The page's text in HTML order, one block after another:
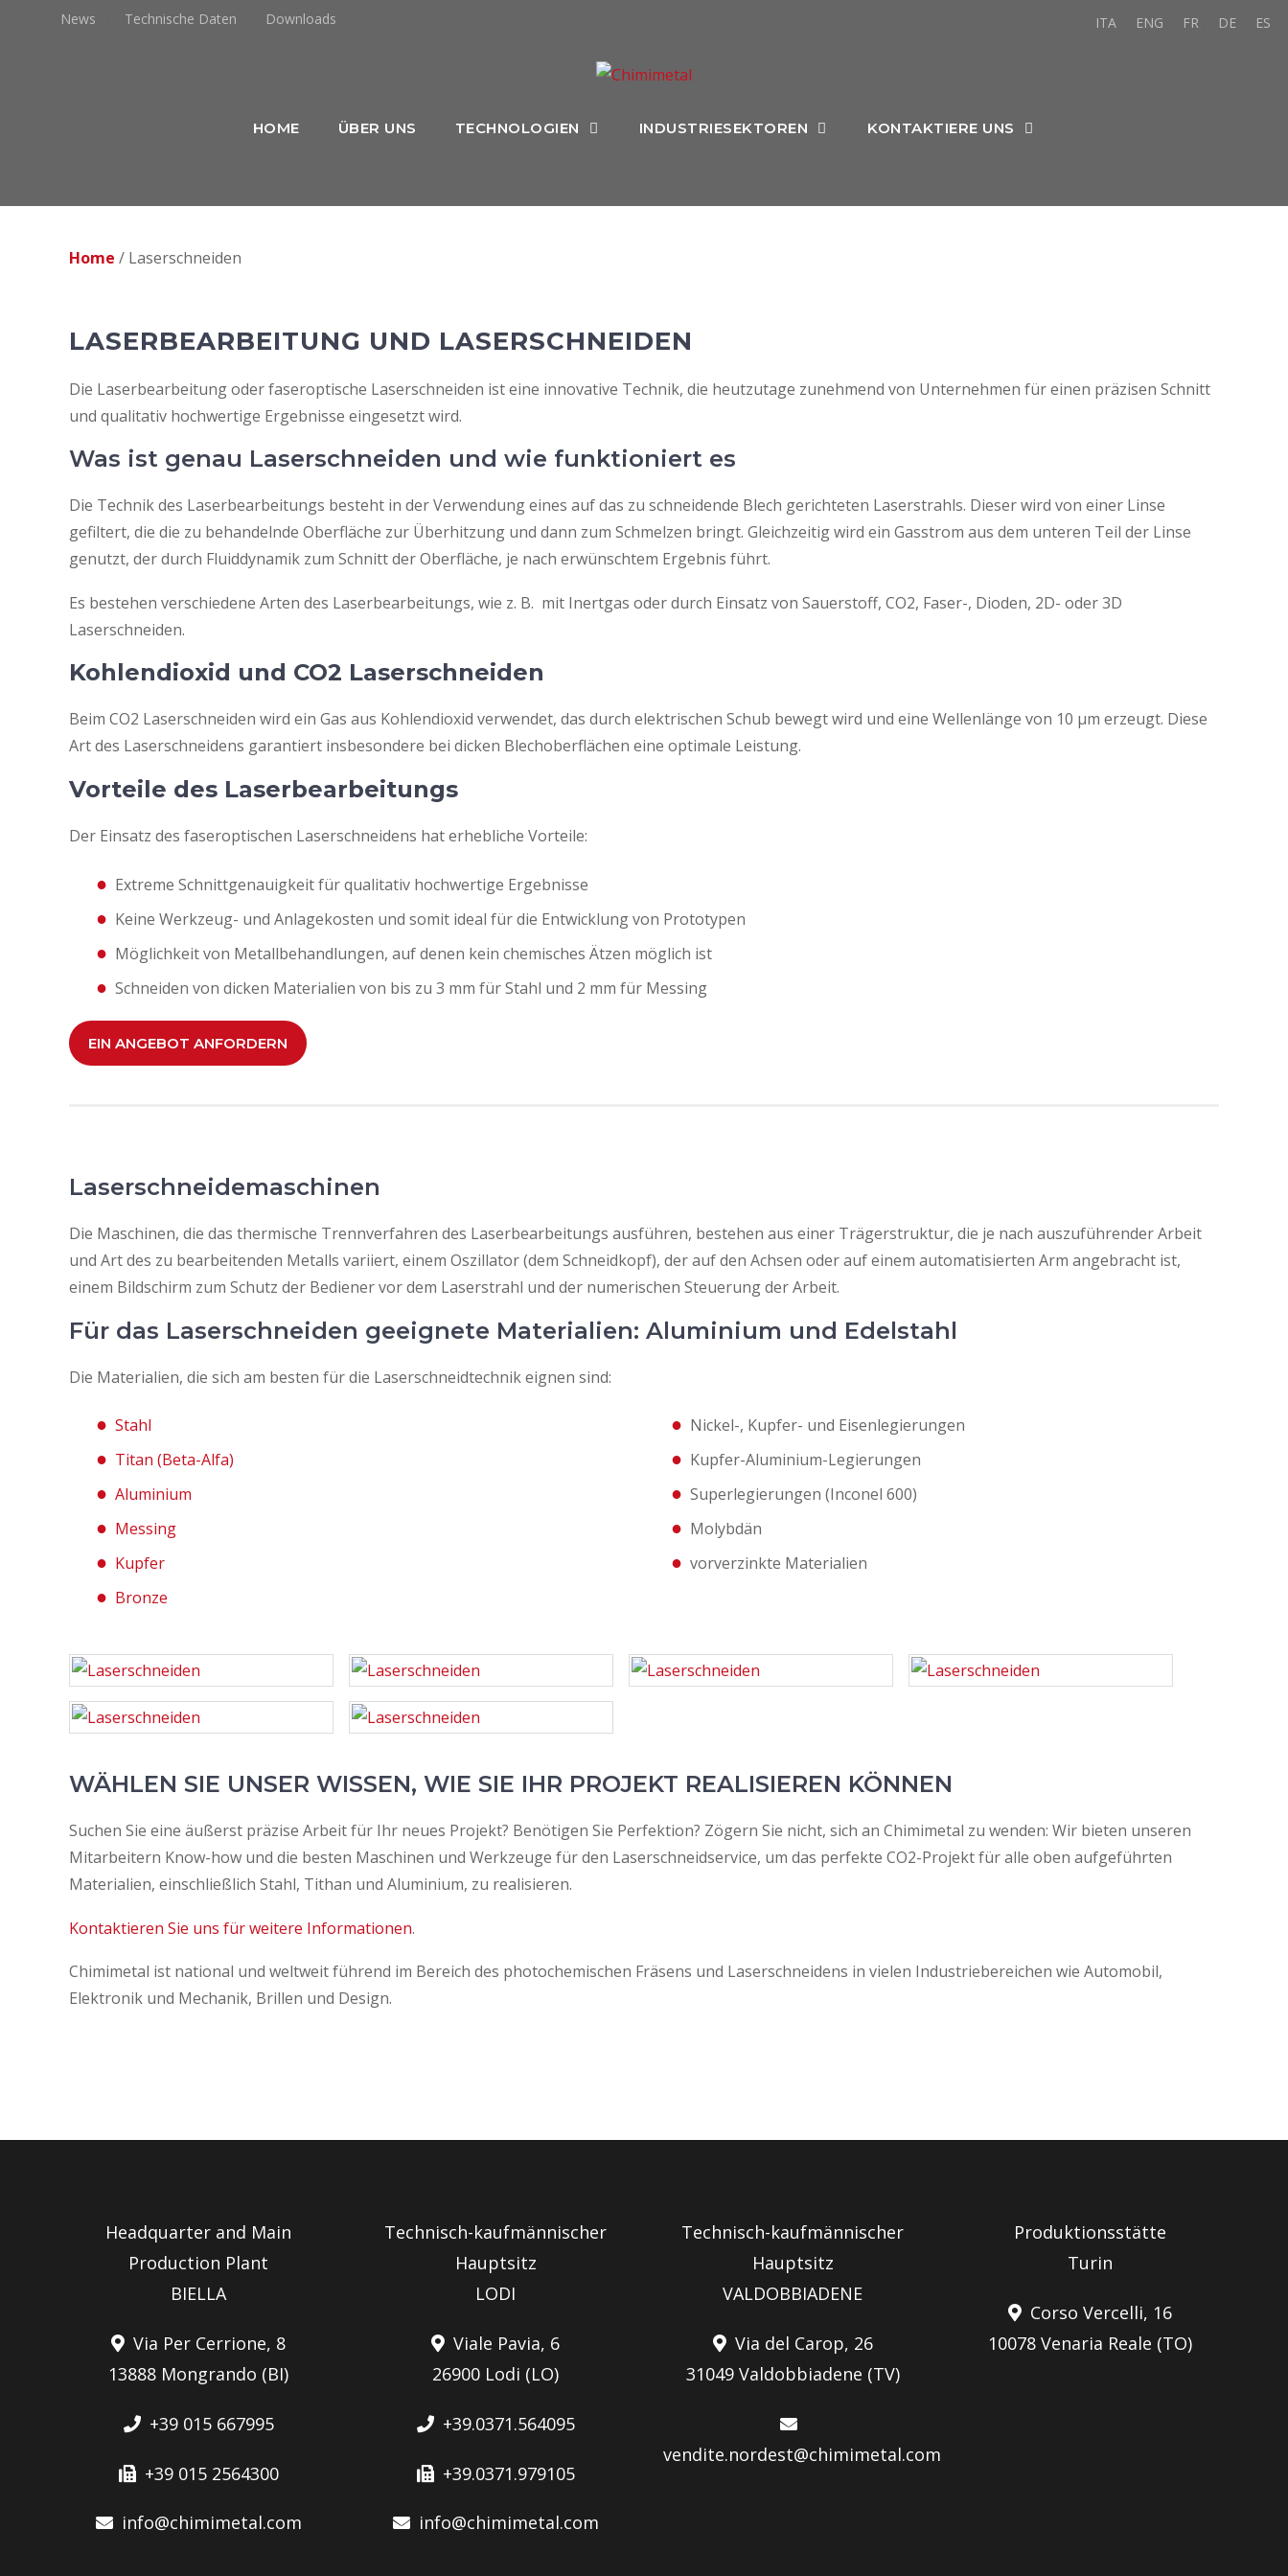
News Technische Daten Downloads ITA ENG FR DE ES
HOME ÜBER UNS TECHNOLOGIEN INDUSTRIESEKTOREN KONTAKTIERE UNS
Home / Laserschneiden
LASERBEARBEITUNG UND LASERSCHNEIDEN
Die Laserbearbeitung oder faseroptische Laserschneiden ist eine innovative Technik, die heutzutage zunehmend von Unternehmen für einen präzisen Schnitt
und qualitativ hochwertige Ergebnisse eingesetzt wird.
Was ist genau Laserschneiden und wie funktioniert es
Die Technik des Laserbearbeitungs besteht in der Verwendung eines auf das zu schneidende Blech gerichteten Laserstrahls. Dieser wird von einer Linse
gefiltert, die die zu behandelnde Oberfläche zur Überhitzung und dann zum Schmelzen bringt. Gleichzeitig wird ein Gasstrom aus dem unteren Teil der Linse
genutzt, der durch Fluiddynamik zum Schnitt der Oberfläche, je nach erwünschtem Ergebnis führt.
Es bestehen verschiedene Arten des Laserbearbeitungs, wie z. B. mit Inertgas oder durch Einsatz von Sauerstoff, CO2, Faser-, Dioden, 2D- oder 3D
Laserschneiden.
Kohlendioxid und CO2 Laserschneiden
Beim CO2 Laserschneiden wird ein Gas aus Kohlendioxid verwendet, das durch elektrischen Schub bewegt wird und eine Wellenlänge von 10 μm erzeugt. Diese
Art des Laserschneidens garantiert insbesondere bei dicken Blechoberflächen eine optimale Leistung.
Vorteile des Laserbearbeitungs
Der Einsatz des faseroptischen Laserschneidens hat erhebliche Vorteile:
Extreme Schnittgenauigkeit für qualitativ hochwertige Ergebnisse
Keine Werkzeug- und Anlagekosten und somit ideal für die Entwicklung von Prototypen
Möglichkeit von Metallbehandlungen, auf denen kein chemisches Ätzen möglich ist
Schneiden von dicken Materialien von bis zu 3 mm für Stahl und 2 mm für Messing
EIN ANGEBOT ANFORDERN
Laserschneidemaschinen
Die Maschinen, die das thermische Trennverfahren des Laserbearbeitungs ausführen, bestehen aus einer Trägerstruktur, die je nach auszuführender Arbeit
und Art des zu bearbeitenden Metalls variiert, einem Oszillator (dem Schneidkopf), der auf den Achsen oder auf einem automatisierten Arm angebracht ist,
einem Bildschirm zum Schutz der Bediener vor dem Laserstrahl und der numerischen Steuerung der Arbeit.
Für das Laserschneiden geeignete Materialien: Aluminium und Edelstahl
Die Materialien, die sich am besten für die Laserschneidtechnik eignen sind:
Stahl
Titan (Beta-Alfa)
Aluminium
Messing
Kupfer
Bronze
Nickel-, Kupfer- und Eisenlegierungen
Kupfer-Aluminium-Legierungen
Superlegierungen (Inconel 600)
Molybdän
vorverzinkte Materialien
WÄHLEN SIE UNSER WISSEN, WIE SIE IHR PROJEKT REALISIEREN KÖNNEN
Suchen Sie eine äußerst präzise Arbeit für Ihr neues Projekt? Benötigen Sie Perfektion? Zögern Sie nicht, sich an Chimimetal zu wenden: Wir bieten unseren
Mitarbeitern Know-how und die besten Maschinen und Werkzeuge für den Laserschneidservice, um das perfekte CO2-Projekt für alle oben aufgeführten
Materialien, einschließlich Stahl, Tithan und Aluminium, zu realisieren.
Kontaktieren Sie uns für weitere Informationen.
Chimimetal ist national und weltweit führend im Bereich des photochemischen Fräsens und Laserschneidens in vielen Industriebereichen wie Automobil,
Elektronik und Mechanik, Brillen und Design.
Headquarter and Main
Production Plant
BIELLA
Via Per Cerrione, 8
13888 Mongrando (BI)
+39 015 667995
+39 015 2564300
info@chimimetal.com
Technisch-kaufmännischer
Hauptsitz
LODI
Viale Pavia, 6
26900 Lodi (LO)
+39.0371.564095
+39.0371.979105
info@chimimetal.com
Technisch-kaufmännischer
Hauptsitz
VALDOBBIADENE
Via del Carop, 26
31049 Valdobbiadene (TV)
vendite.nordest@chimimetal.com
Produktionsstätte
Turin
Corso Vercelli, 16
10078 Venaria Reale (TO)